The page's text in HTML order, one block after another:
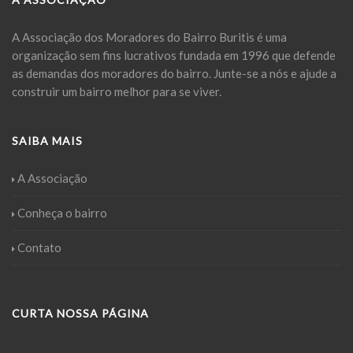
A Associação dos Moradores do Bairro Buritis é uma
organização sem fins lucrativos fundada em 1996 que defende
as demandas dos moradores do bairro. Junte-se a nós e ajude a
construir um bairro melhor para se viver.
SAIBA MAIS
A Associação
Conheça o bairro
Contato
CURTA NOSSA PÁGINA